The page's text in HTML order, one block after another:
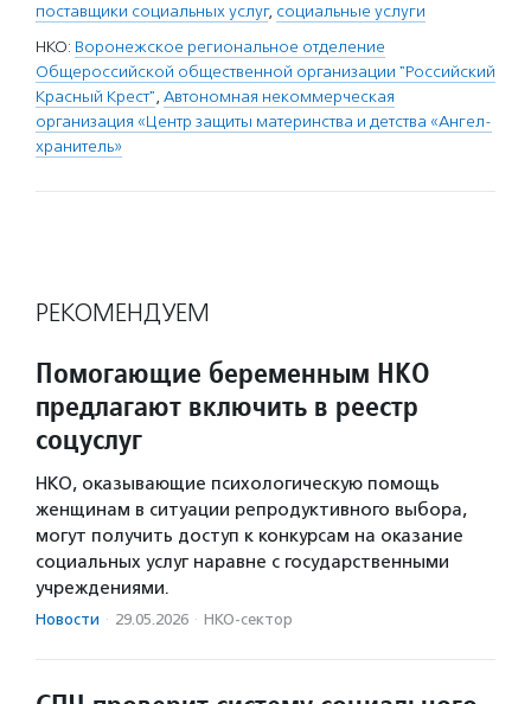
поставщики социальных услуг, социальные услуги
НКО: Воронежское региональное отделение
Общероссийской общественной организации "Российский
Красный Крест", Автономная некоммерческая
организация «Центр защиты материнства и детства «Ангел-
хранитель»
РЕКОМЕНДУЕМ
Помогающие беременным НКО
предлагают включить в реестр
соцуслуг
НКО, оказывающие психологическую помощь
женщинам в ситуации репродуктивного выбора,
могут получить доступ к конкурсам на оказание
социальных услуг наравне с государственными
учреждениями.
Новости · 29.05.2026 · НКО-сектор